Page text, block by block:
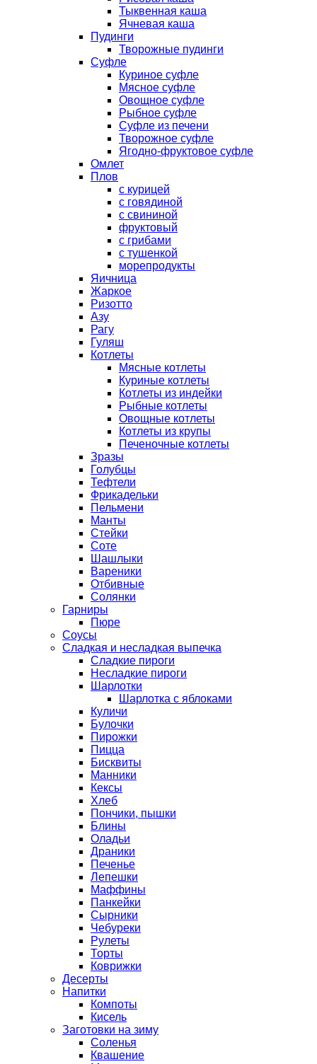
Тыквенная каша
Ячневая каша
Пудинги
Творожные пудинги
Суфле
Куриное суфле
Мясное суфле
Овощное суфле
Рыбное суфле
Суфле из печени
Творожное суфле
Ягодно-фруктовое суфле
Омлет
Плов
с курицей
с говядиной
с свининой
фруктовый
с грибами
с тушенкой
морепродукты
Яичница
Жаркое
Ризотто
Азу
Рагу
Гуляш
Котлеты
Мясные котлеты
Куриные котлеты
Котлеты из индейки
Рыбные котлеты
Овощные котлеты
Котлеты из крупы
Печеночные котлеты
Зразы
Голубцы
Тефтели
Фрикадельки
Пельмени
Манты
Стейки
Соте
Шашлыки
Вареники
Отбивные
Солянки
Гарниры
Пюре
Соусы
Сладкая и несладкая выпечка
Сладкие пироги
Несладкие пироги
Шарлотки
Шарлотка с яблоками
Куличи
Булочки
Пирожки
Пицца
Бисквиты
Манники
Кексы
Хлеб
Пончики, пышки
Блины
Оладьи
Драники
Печенье
Лепешки
Маффины
Панкейки
Сырники
Чебуреки
Рулеты
Торты
Коврижки
Десерты
Напитки
Компоты
Кисель
Заготовки на зиму
Соленья
Квашение